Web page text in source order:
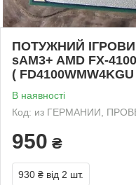
ПОТУЖНИЙ
sAM3+ AMD FX-
(
В наявності
Код: из ГЕРМАНИИ,
950 ₴
930 ₴ від 2 шт.